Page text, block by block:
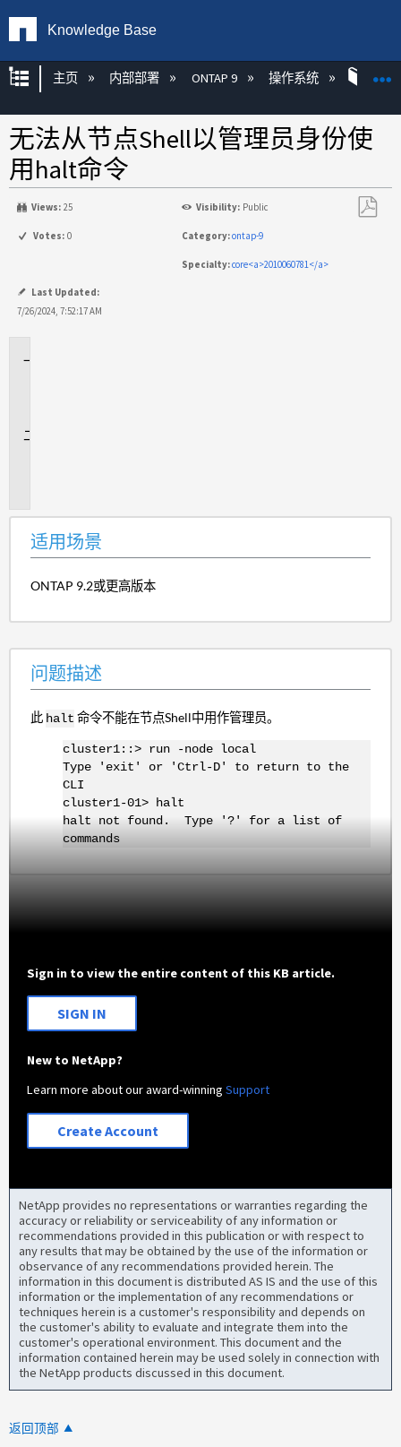
Knowledge Base
扩展/隐缩全局层次
主页 内部部署 ONTAP 9 操作系统
无法从节点Shell以管理员身份使
用halt命令
Views: 25 Visibility: Public
Votes: 0 Category:ontap-9
Specialty:core<a>2010060781</a>
Last Updated:
7/26/2024, 7:52:17 AM
适用场景
ONTAP 9.2或更高版本
问题描述
此 halt 命令不能在节点Shell中用作管理员。
cluster1::> run -node local
Type 'exit' or 'Ctrl-D' to return to the
CLI
cluster1-01> halt
halt not found. Type '?' for a list of
commands
Sign in to view the entire content of this KB article.
SIGN IN
New to NetApp?
Learn more about our award-winningSupport
Create Account
NetApp provides no representations or warranties regarding the
accuracy or reliability or serviceability of any information or
recommendations provided in this publication or with respect to
any results that may be obtained by the use of the information or
observance of any recommendations provided herein. The
information in this document is distributed AS IS and the use of this
information or the implementation of any recommendations or
techniques herein is a customer's responsibility and depends on
the customer's ability to evaluate and integrate them into the
customer's operational environment. This document and the
information contained herein may be used solely in connection with
the NetApp products discussed in this document.
返回顶部